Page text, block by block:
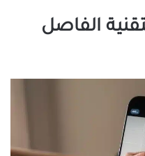
الفاصل